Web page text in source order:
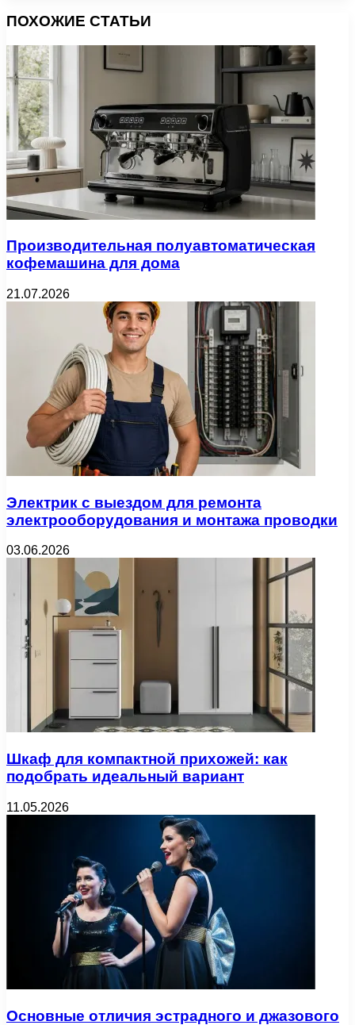
ПОХОЖИЕ СТАТЬИ
Производительная полуавтоматическая
кофемашина для дома
21.07.2026
Электрик с выездом для ремонта
электрооборудования и монтажа проводки
03.06.2026
Шкаф для компактной прихожей: как
подобрать идеальный вариант
11.05.2026
Основные отличия эстрадного и джазового